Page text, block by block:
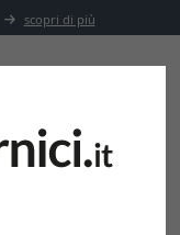
scopri di più